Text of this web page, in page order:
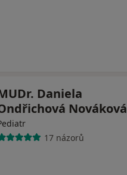
Daniela
Nováková
17 názorů